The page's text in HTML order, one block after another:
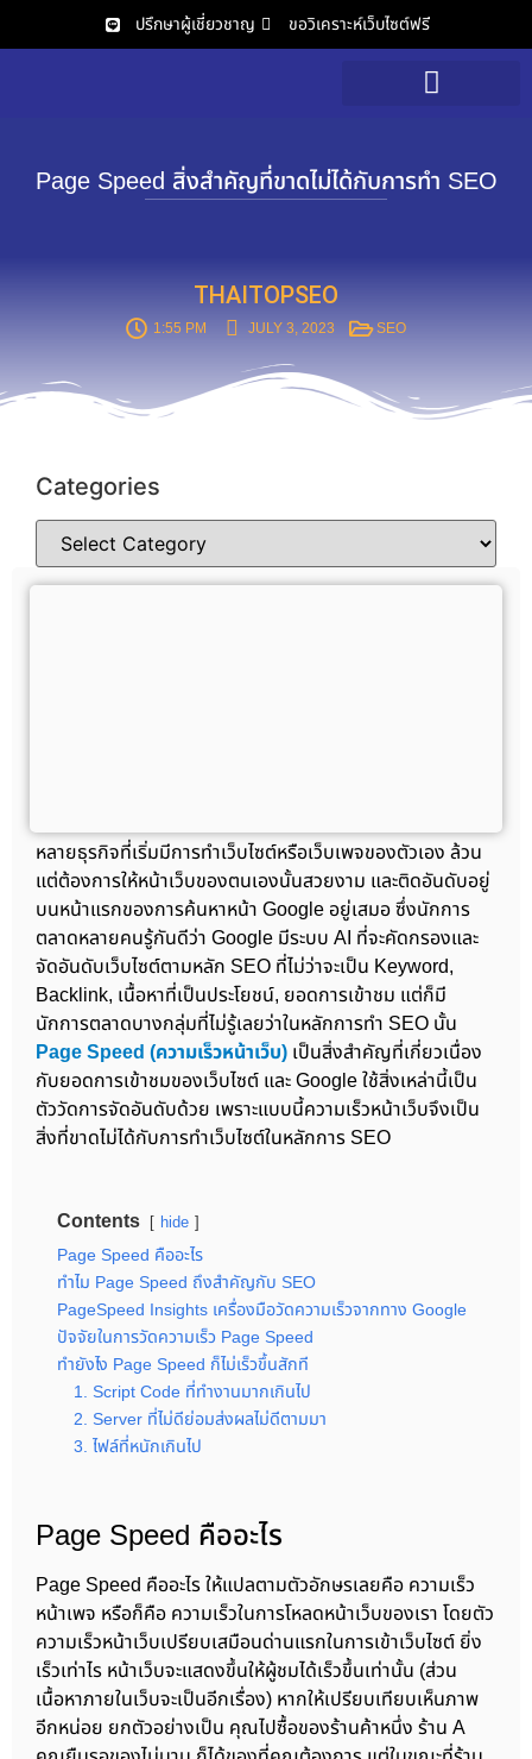
ปรึกษาผู้เชี่ยวชาญ ขอวิเคราะห์เว็บไซต์ฟรี
Page Speed สิ่งสำคัญที่ขาดไม่ได้กับการทำ SEO
THAITOPSEO
1:55 PM JULY 3, 2023 SEO
Categories
หลายธุรกิจที่เริ่มมีการทำเว็บไซต์หรือเว็บเพจของตัวเอง ล้วน
แต่ต้องการให้หน้าเว็บของตนเองนั้นสวยงาม และติดอันดับอยู่
บนหน้าแรกของการค้นหาหน้า Google อยู่เสมอ ซึ่งนักการ
ตลาดหลายคนรู้กันดีว่า Google มีระบบ AI ที่จะคัดกรองและ
จัดอันดับเว็บไซต์ตามหลัก SEO ที่ไม่ว่าจะเป็น Keyword,
Backlink, เนื้อหาที่เป็นประโยชน์, ยอดการเข้าชม แต่ก็มี
นักการตลาดบางกลุ่มที่ไม่รู้เลยว่าในหลักการทำ SEO นั้น
Page Speed (ความเร็วหน้าเว็บ) เป็นสิ่งสำคัญที่เกี่ยวเนื่อง
กับยอดการเข้าชมของเว็บไซต์ และ Google ใช้สิ่งเหล่านี้เป็น
ตัววัดการจัดอันดับด้วย เพราะแบบนี้ความเร็วหน้าเว็บจึงเป็น
สิ่งที่ขาดไม่ได้กับการทำเว็บไซต์ในหลักการ SEO
Contents hide
Page Speed คืออะไร
ทำไม Page Speed ถึงสำคัญกับ SEO
PageSpeed Insights เครื่องมือวัดความเร็วจากทาง Google
ปัจจัยในการวัดความเร็ว Page Speed
ทำยังไง Page Speed ก็ไม่เร็วขึ้นสักที
1. Script Code ที่ทำงานมากเกินไป
2. Server ที่ไม่ดีย่อมส่งผลไม่ดีตามมา
3. ไฟล์ที่หนักเกินไป
Page Speed คืออะไร
Page Speed คืออะไร ให้แปลตามตัวอักษรเลยคือ ความเร็ว
หน้าเพจ หรือก็คือ ความเร็วในการโหลดหน้าเว็บของเรา โดยตัว
ความเร็วหน้าเว็บเปรียบเสมือนด่านแรกในการเข้าเว็บไซต์ ยิ่ง
เร็วเท่าไร หน้าเว็บจะแสดงขึ้นให้ผู้ชมได้เร็วขึ้นเท่านั้น (ส่วน
เนื้อหาภายในเว็บจะเป็นอีกเรื่อง) หากให้เปรียบเทียบเห็นภาพ
อีกหน่อย ยกตัวอย่างเป็น คุณไปซื้อของร้านค้าหนึ่ง ร้าน A